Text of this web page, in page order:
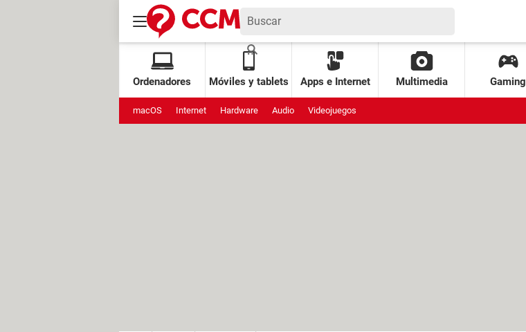
Ordenadores Móviles y tablets Apps e Internet Multimedia Gaming
macOS Internet Hardware Audio Videojuegos